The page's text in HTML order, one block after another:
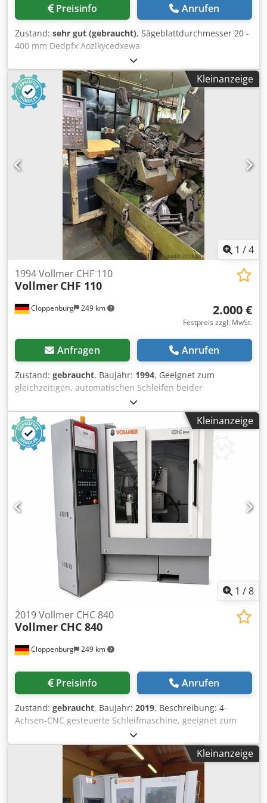
Preisinfo Anrufen
Zustand: sehr gut (gebraucht), Sägeblattdurchmesser 20 -
400 mm Dedpfx Aozlkycedxewa
Werkstückspindelstockmotor 0,1 kW
Schleifscheibendurchmesser 150 x 30 mm
Gesamtleistungsbedarf 0,4 kW Maschinengewicht ca. 0,1 t
Raumbedarf ca. 0,6 x 0,4 x 1,2 m
Kleinanzeige
1 /4
Cloppenburg 249 km
1994 Vollmer CHF 110
Vollmer CHF 110
2.000 €
Festpreis zzgl. MwSt.
Anfragen Anrufen
Zustand: gebraucht, Baujahr: 1994, Geeignet zum
gleichzeitigen, automatischen Schleifen beider
Zahnflanken an hartmetallbestückten Kreissägeblättern.
Zubehör: Motorische Spanwinkelverstellung,
Naßschliffeinrichtung, automatische Zentralschmierung,
Maschinenleuchte, 2 Schleifscheibenaufnahmen, 1
Sägeblattaufnahmebolzen. Kreissägen
Außendurchmesser: 80 bis 460 mm Blattdicke: bis 8 mm
Zahnteilung: 6 bis 120 mm Spanwinkel: - 15° bis + 25°
Dwedpfx Adjzgucdoxoa Tangentialfreiwinkel: 0° bis 6°
Radialfreiwinkel: - 4° bis + 6° Schleifscheibendurchmesser:
max. 125 mm Bohrungsdurchmesser: 32 mm
Anschlusswert: ca. 1,1 kW (400 V / 50 Hz) Gewicht: ca. 1150
kg Abmessungen L x B x H: 1340 x 1400 x 2000 mm Farbe:
Kleinanzeige
1 /8
Cloppenburg 249 km
2019 Vollmer CHC 840
Vollmer CHC 840
Preisinfo Anrufen
Zustand: gebraucht, Baujahr: 2019, Beschreibung: 4-
Achsen-CNC gesteuerte Schleifmaschine, geeignet zum
automatischen Schleifen von Zahnbrust und Zahnrücken
an hartmetallbestückten Kreissägeblättern. Zubehör:
Vollverkleidung, Naßschliffeinrichtung intern Automatische
Zentralschmierung, motorische Span- und
Freiwinkelverstellung, Dunstabscheider N183
Dedpjzdinwefx Adxjwa Maschinenlampe
Kleinanzeige